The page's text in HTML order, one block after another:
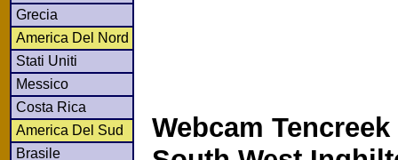
Grecia
America Del Nord
Stati Uniti
Messico
Costa Rica
America Del Sud
Brasile
Webcam